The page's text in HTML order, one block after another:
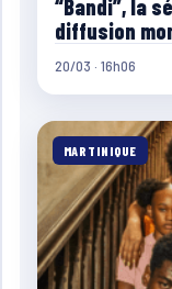
“Bandi”, la
diffusion
20/03 · 16h06
MARTINIQUE